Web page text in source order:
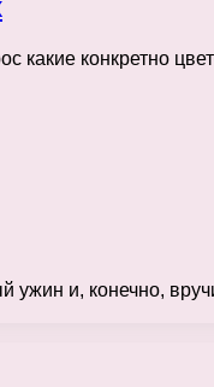
конкретно
и, конечно,